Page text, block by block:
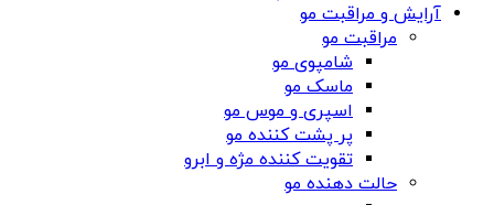
آرایش و مراقبت مو
مراقبت مو
شامپوی مو
ماسک مو
اسپری و موس مو
پر پشت کننده مو
تقویت کننده مژه و ابرو
حالت دهنده مو